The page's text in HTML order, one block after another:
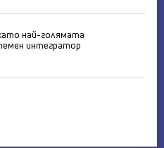
най-голямата
интегратор